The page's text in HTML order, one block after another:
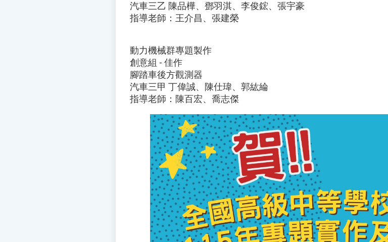
汽車三乙 陳品樺、鄧羽淇、李俊鋐、張宇豪
指導老師：王介昌、張建榮
動力機械群專題製作
創意組 - 佳作
腳踏車後方觀測器
汽車三甲 丁偉誠、陳仕瑋、郭紘綸
指導老師：陳百宏、喬志傑